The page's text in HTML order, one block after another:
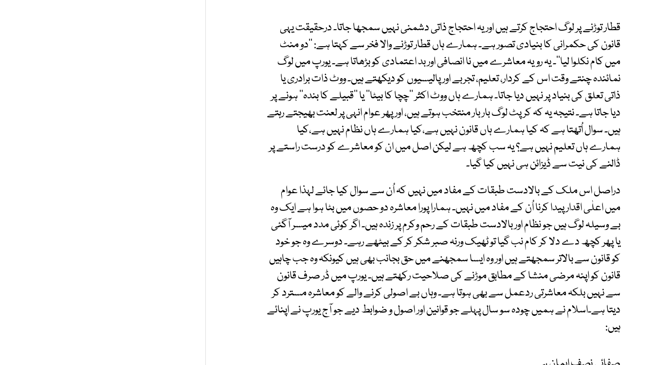
قطار توڑنے پر لوگ احتجاج کرتے ہیں اور یہ احتجاج ذاتی دشمنی نہیں سمجھا جاتا۔ درحقیقت یہی
قانون کی حکمرانی کا بنیادی تصور ہے۔ ہمارے ہاں قطار توڑنے والا فخر سے کہتا ہے: ‘‘دو منٹ
میں کام نکلوا لیا’’۔ یہ رویہ معاشرے میں نا انصافی اور بد اعتمادی کو بڑھاتا ہے۔ یورپ میں لوگ
نمائندہ چنتے وقت اس کے کردار، تعلیم، تجربے اور پالیسیوں کو دیکھتے ہیں۔ ووٹ ذات برادری یا
ذاتی تعلق کی بنیاد پر نہیں دیا جاتا۔ ہمارے ہاں ووٹ اکثر ‘‘چچا کا بیٹا’’ یا ‘‘قبیلے کا بندہ’’ ہونے پر
دیا جاتا ہے۔ نتیجہ یہ کہ کرپٹ لوگ بار بار منتخب ہوتے ہیں، اور پھر عوام انہی پر لعنت بھیجتے رہتے
ہیں۔ سوال اُتھتا ہے کہ کیا ہمارے ہاں قانون نہیں ہے،کیا ہمارے ہاں نظام نہیں ہے،کیا
ہمارے ہاں تعلیم نہیں ہے؟ یہ سب کچھ ہے لیکن اصل میں ان کو معاشرے کو درست راستے پر
ڈالنے کی نیت سے ڈیزائن ہی نہیں کیا گیا۔
دراصل اس ملک کے بالادست طبقات کے مفاد میں نہیں کہ اُن سے سوال کیا جائے لہذا عوام
میں اعلٰی اقدار پیدا کرنا اُن کے مفاد میں نہیں۔ ہمارا پورا معاشرہ دو حصوں میں بٹا ہوا ہے ایک وہ
بے وسیلہ لوگ ہیں جو نظام اور بالادست طبقات کے رحم وکرم پر زندہ ہیں۔ اگر کوئی مدد میسر آگئی
یا پھر کچھ دے دلا کر کام نب گیا تو ٹھیک ورنہ صبر شکر کر کے بیٹھے رہے۔ دوسرے وہ جو خود
کو قانون سے بالاتر سمجھتے ہیں اور وہ ایسا سمجھنے میں حق بجانب بھی ہیں کیونکہ وہ جب چاہیں
قانون کو اپنہ مرضی منشا کے مطابق موڑنے کی صلاحیت رکھتے ہیں۔ یورپ میں ڈر صرف قانون
سے نہیں بلکہ معاشرتی ردعمل سے بھی ہوتا ہے۔ وہاں بے اصولی کرنے والے کو معاشرہ مسترد کر
دیتا ہے۔اسلام نے ہمیں چودہ سو سال پہلے جو قوانین اور اصول و ضوابط دیے جو آج یورپ نے اپنائے
ہیں: